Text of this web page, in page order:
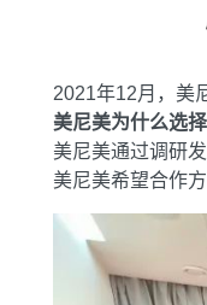
2021年12月，美
美尼美为什么选择
美尼美通过调研
美尼美希望合作